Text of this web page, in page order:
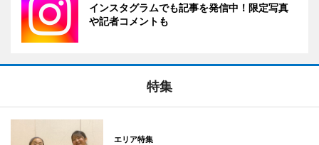
インスタグラムでも記事を発信中！限定写真
や記者コメントも
特集
エリア特集